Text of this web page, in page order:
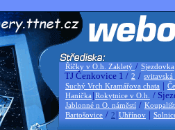
Říčky v O.h. Zakletý / Sjezdovka
TJ Čenkovice 1 / 2 / svitavská
Suchý Vrch Kramářova chata |
Hanička |Rokytnice v O.h. /
Jablonné n O. náměstí /
Bartošovice / 2 |Uhřínov |